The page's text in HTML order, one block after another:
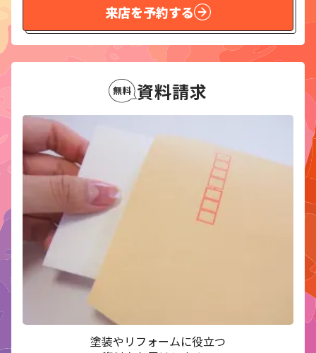
来店を予約する
資料請求
塗装やリフォームに役立つ